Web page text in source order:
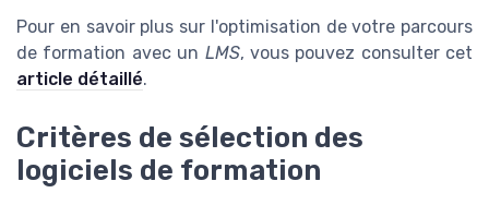
Pour en savoir plus sur l'optimisation de votre parcours
de formation avec un LMS, vous pouvez consulter cet
article détaillé.
Critères de sélection des
logiciels de formation